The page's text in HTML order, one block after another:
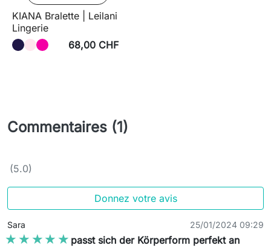
KIANA Bralette | Leilani
Lingerie
68,00 CHF
Commentaires (1)
(5.0)
Donnez votre avis
Sara 25/01/2024 09:29
★★★★★
★★★★★ passt sich der Körperform perfekt an